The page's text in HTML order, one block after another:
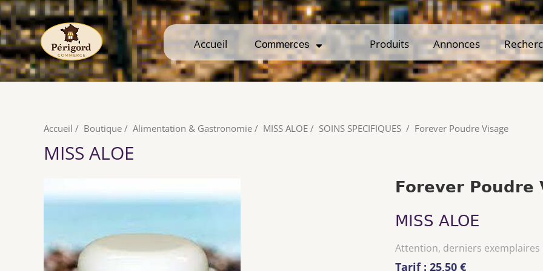
Accueil Commerces Produits Annonces
Accueil Commerces Produits Annonces
Accueil / Boutique / Alimentation & Gastronomie / MISS ALOE / SOINS SPECIFIQUES / Forever Poudre Visage
MISS ALOE
Forever Poudre
MISS ALOE
Attention, derniers exemplaires
Tarif : 25,50 €